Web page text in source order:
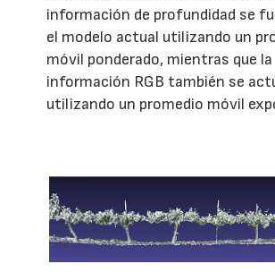
información de profundidad se
el modelo actual utilizando un
móvil ponderado, mientras que la
información RGB también se
utilizando un promedio móvil